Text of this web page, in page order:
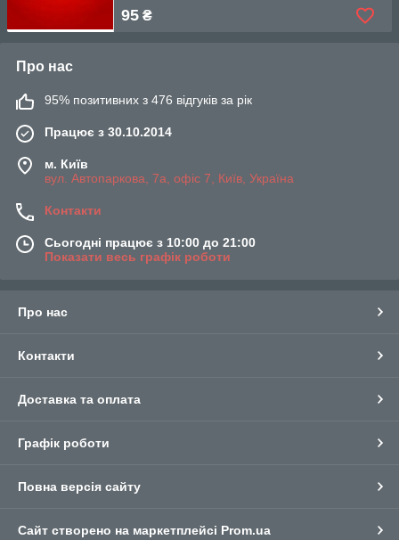
95 ₴
Про нас
95% позитивних з 476 відгуків за рік
Працює з 30.10.2014
м. Київ
вул. Автопаркова, 7а, офіс 7, Київ, Україна
Контакти
Сьогодні працює з 10:00 до 21:00
Показати весь графік роботи
Про нас
Контакти
Доставка та оплата
Графік роботи
Повна версія сайту
Сайт створено на маркетплейсі Prom.ua